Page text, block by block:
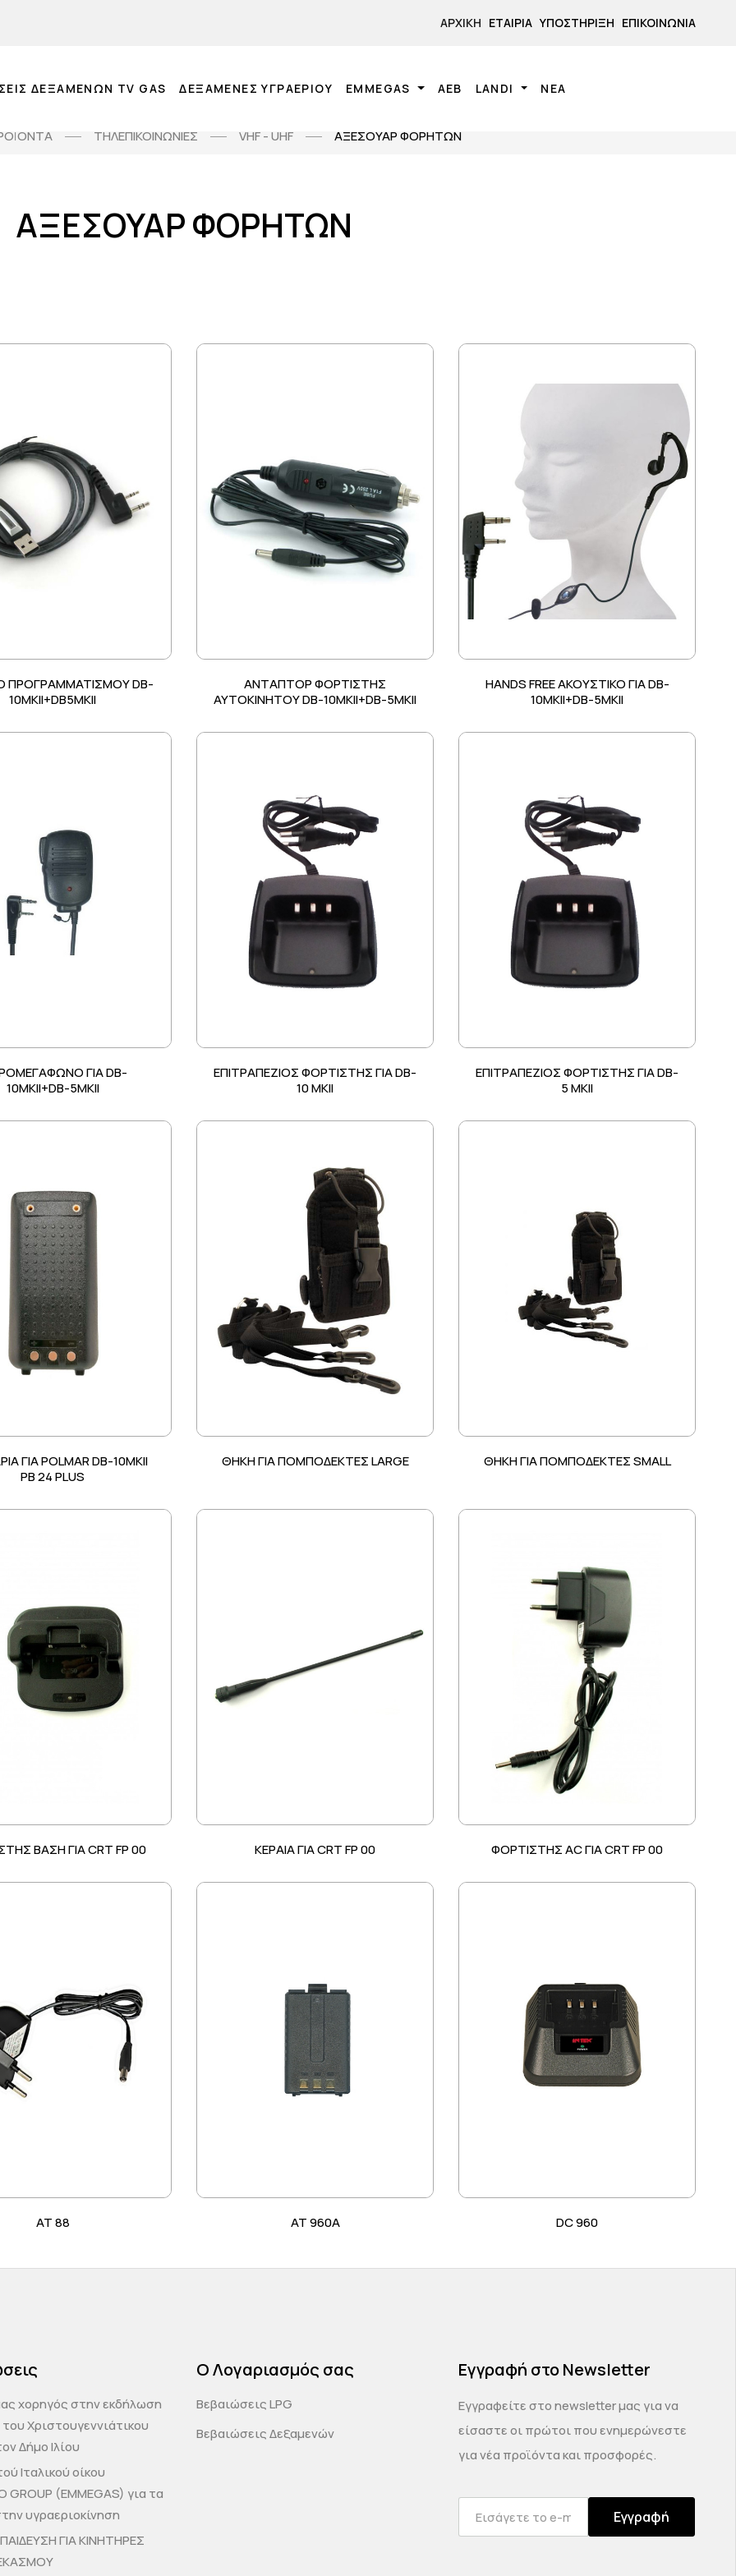
ΑΡΧΙΚΉ ΕΤΑΙΡΊΑ ΥΠΟΣΤΉΡΙΞΗ ΕΠΙΚΟΙΝΩΝΊΑ
ΔΕΞΑΜΕΝΩΝ TV GAS ΔΕΞΑΜΕΝΕΣ ΥΓΡΑΕΡΙΟΥ EMMEGAS ΑΕΒ LANDI ΝΕΑ
ΤΗΛΕΠΙΚΟΙΝΩΝΙΕΣ VHF - UHF ΑΞΕΣΟΥΑΡ ΦΟΡΗΤΩΝ
ΑΞΕΣΟΥΑΡ ΦΟΡΗΤΩΝ
ΠΡΟΓΡΑΜΜΑΤΙΣΜΟΥ DB-
10MKII+DB5MKII
ΑΝΤΑΠΤΟΡ ΦΟΡΤΙΣΤΗΣ
ΑΥΤΟΚΙΝΗΤΟΥ DB-10MKII+DB-5MKII
HANDS FREE ΑΚΟΥΣΤΙΚΟ ΓΙΑ DB-
10MKII+DB-5MKII
ΓΙΑ DB-
10MKII+DB-5MKII
ΕΠΙΤΡΑΠΕΖΙΟΣ ΦΟΡΤΙΣΤΗΣ ΓΙΑ DB-
10 MKII
ΕΠΙΤΡΑΠΕΖΙΟΣ ΦΟΡΤΙΣΤΗΣ ΓΙΑ DB-
5 MKII
ΓΙΑ POLMAR DB-10MKII
PB 24 PLUS
ΘΗΚΗ ΓΙΑ ΠΟΜΠΟΔΕΚΤΕΣ LARGE ΘΗΚΗ ΓΙΑ ΠΟΜΠΟΔΕΚΤΕΣ SMALL
ΒΑΣΗ ΓΙΑ CRT FP 00 ΚΕΡΑΙΑ ΓΙΑ CRT FP 00 ΦΟΡΤΙΣΤΗΣ AC ΓΙΑ CRT FP 00
AT 88 AT 960Α DC 960
χορηγός στην εκδήλωση
Χριστουγεννιάτικου
Δήμο Ιλίου
Ιταλικού οίκου
GROUP (EMMEGAS) για τα
υγραεριοκίνηση
ΓΙΑ ΚΙΝΗΤΗΡΕΣ
Ο Λογαριασμός σας
Βεβαιώσεις LPG
Βεβαιώσεις Δεξαμενών
Εγγραφή στο Newsletter
Εγγραφείτε στο newsletter μας για να
είσαστε οι πρώτοι που ενημερώνεστε
για νέα προϊόντα και προσφορές.
Εγγραφή